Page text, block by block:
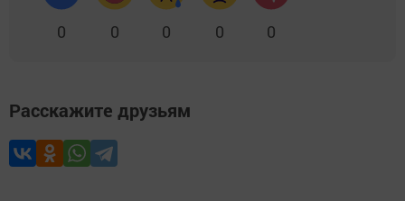
0 0 0 0 0
Расскажите друзьям